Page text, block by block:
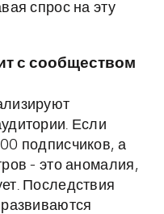
спрос на эту
с сообществом
Если
подписчиков, а
- это аномалия,
Последствия